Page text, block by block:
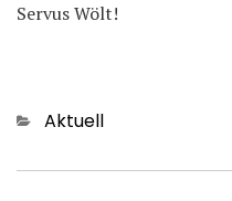
Servus Wölt!
Categories
Aktuell